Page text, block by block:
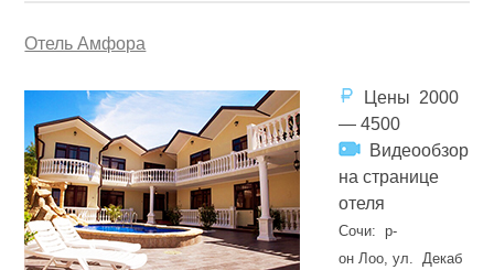
Отель Амфора
Цены 2000
— 4500
Видеообзор
на странице
отеля
Сочи: р-
он Лоо, ул. Декаб